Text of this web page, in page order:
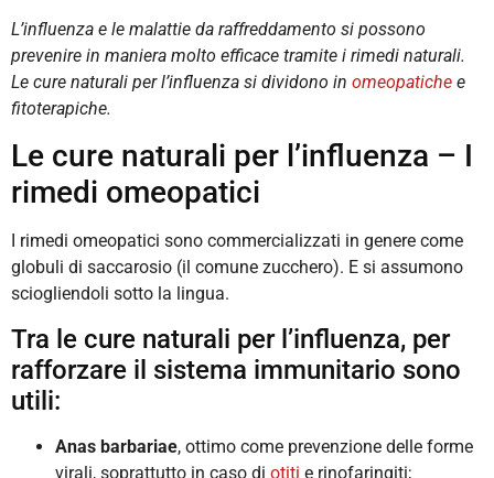
L’influenza e le malattie da raffreddamento si possono
prevenire in maniera molto efficace tramite i rimedi naturali.
Le cure naturali per l’influenza si dividono in omeopatiche e
fitoterapiche.
Le cure naturali per l’influenza – I
rimedi omeopatici
I rimedi omeopatici sono commercializzati in genere come
globuli di saccarosio (il comune zucchero). E si assumono
sciogliendoli sotto la lingua.
Tra le cure naturali per l’influenza, per
rafforzare il sistema immunitario sono
utili:
Anas barbariae, ottimo come prevenzione delle forme
virali, soprattutto in caso di otiti e rinofaringiti;